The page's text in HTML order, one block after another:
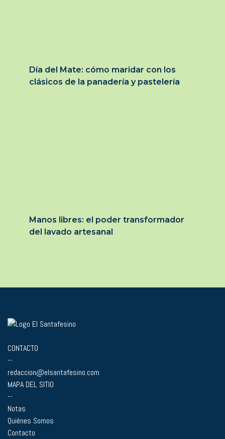
Día del Mate: cómo maridar con los
clásicos de la panadería y pastelería
Manos libres: el poder transformador
del lavado artesanal
CONTACTO
--
redaccion@elsantafesino.com
MAPA DEL SITIO
--
Notas
Quiénes Somos
Contacto